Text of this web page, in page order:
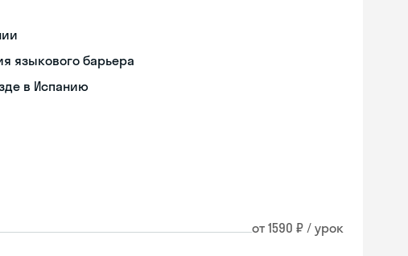
языкового барьера
в Испанию
от 1590 ₽ / урок